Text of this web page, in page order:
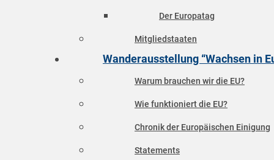
Der Europatag
Mitgliedstaaten
Wanderausstellung “Wachsen in
Warum brauchen wir die EU?
Wie funktioniert die EU?
Chronik der Europäischen Einigung
Statements